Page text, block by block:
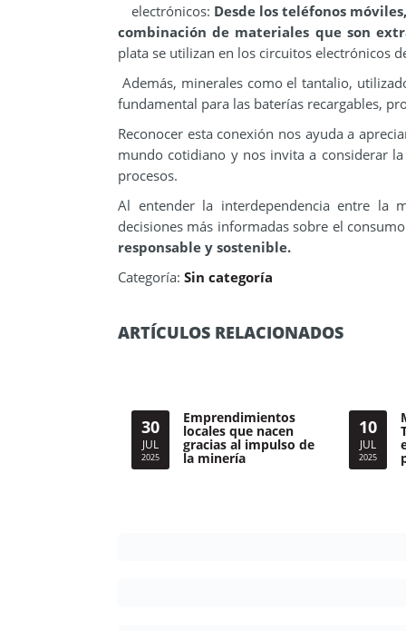
electrónicos: Desde los teléfonos
combinación de materiales que son
plata se utilizan en los circuitos electrónicos
Además, minerales como el tantalio,
fundamental para las baterías recargables,
Reconocer esta conexión nos ayuda a
mundo cotidiano y nos invita a considerar
procesos.
Al entender la interdependencia entre la
decisiones más informadas sobre el
responsable y sostenible.
Categoría: Sin categoría
ARTÍCULOS RELACIONADOS
30
JUL
2025
Emprendimientos
locales que nacen
gracias al impulso de
la minería
10
JUL
2025